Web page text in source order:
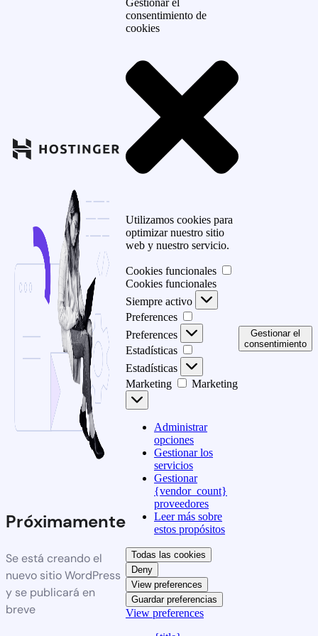
Próximamente
Se está creando el
nuevo sitio WordPress
y se publicará en
breve
Gestionar el
consentimiento de
cookies
Utilizamos cookies para
optimizar nuestro sitio
web y nuestro servicio.
Cookies funcionales
Cookies funcionales
Siempre activo
Preferences
Preferences
Estadísticas
Estadísticas
Marketing
Marketing
Administrar
opciones
Gestionar los
servicios
Gestionar
{vendor_count}
proveedores
Leer más sobre
estos propósitos
Todas las cookies
Deny
View preferences
Guardar preferencias
View preferences
Gestionar el
consentimiento